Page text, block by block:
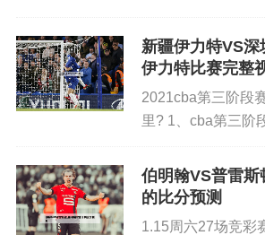
斯、24-马里亚诺、11-贝尔、1-阿
皇家马德里客场1-0战胜毕尔巴鄂
领先巴萨7分，在西甲积分榜上占
射进点球，帮助皇马取胜。而巴
利亚雷亚尔，保托雷斯自摆乌龙
斯和格列兹曼进球，法蒂锦上添
摩、中日德兰、阿
拉加、里尔、波尔
新疆伊力特VS
伊力特比赛完整
2021cba第三阶段
里? 1、cba第三阶
季中国男子篮球职
三阶段第40轮比赛
伯明翰VS普雷
的比分预测
1.15周六27场竞彩